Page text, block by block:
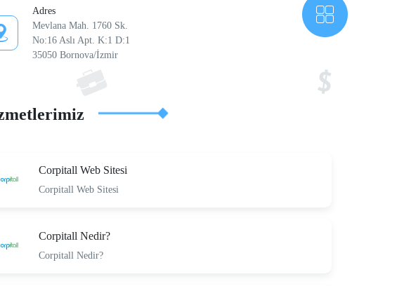
Adres
Mevlana Mah. 1760 Sk.
No:16 Aslı Apt. K:1 D:1
35050 Bornova/İzmir
Corpitall Web Sitesi
Corpitall Web Sitesi
Corpitall Nedir?
Corpitall Nedir?